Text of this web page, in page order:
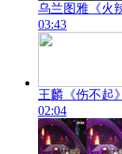
乌兰图雅《火
03:43
王麟《伤不起
02:04